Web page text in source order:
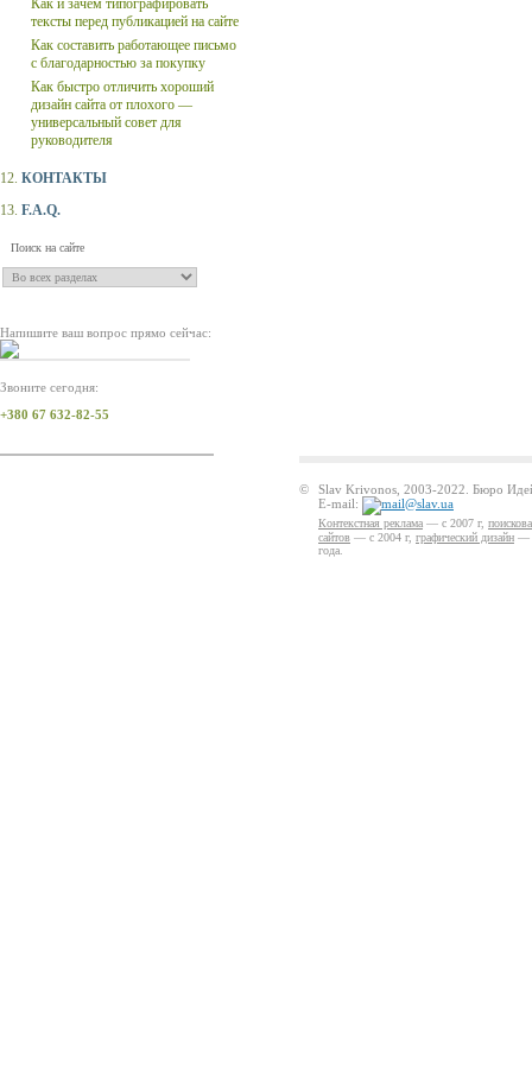
Как и зачем типографировать
тексты перед публикацией на сайте
Как составить работающее письмо
с благодарностью за покупку
Как быстро отличить хороший
дизайн сайта от плохого —
универсальный совет для
руководителя
12. КОНТАКТЫ
13. F.A.Q.
Напишите ваш вопрос прямо сейчас:
Звоните сегодня:
+380 67 632-82-55
©
Slav Krivonos, 2003-2022. Бюро
E-mail:
Контекстная реклама — с 2007 г,
сайтов — с 2004 г, графический дизайн —
года.